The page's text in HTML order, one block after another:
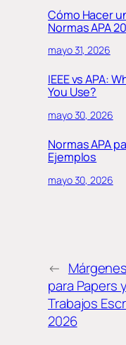
Cómo Hacer
Normas APA
mayo 31, 2026
IEEE vs APA:
You Use?
mayo 30, 2026
Normas APA
Ejemplos
mayo 30, 2026
←
para Papers y
Trabajos
2026